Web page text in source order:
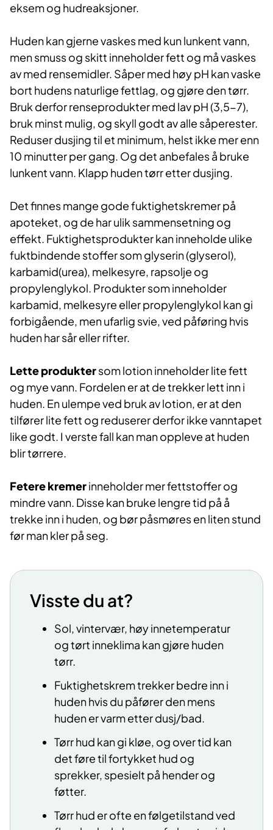
eksem og hudreaksjoner.
Huden kan gjerne vaskes med kun lunkent vann,
men smuss og skitt inneholder fett og må vaskes
av med rensemidler. Såper med høy pH kan vaske
bort hudens naturlige fettlag, og gjøre den tørr.
Bruk derfor renseprodukter med lav pH (3,5-7),
bruk minst mulig, og skyll godt av alle såperester.
Reduser dusjing til et minimum, helst ikke mer enn
10 minutter per gang. Og det anbefales å bruke
lunkent vann. Klapp huden tørr etter dusjing.
Det finnes mange gode fuktighetskremer på
apoteket, og de har ulik sammensetning og
effekt. Fuktighetsprodukter kan inneholde ulike
fuktbindende stoffer som glyserin (glyserol),
karbamid(urea), melkesyre, rapsolje og
propylenglykol. Produkter som inneholder
karbamid, melkesyre eller propylenglykol kan gi
forbigående, men ufarlig svie, ved påføring hvis
huden har sår eller rifter.
Lette produktersom lotion inneholder lite fett
og mye vann. Fordelen er at de trekker lett inn i
huden. En ulempe ved bruk av lotion, er at den
tilfører lite fett og reduserer derfor ikke vanntapet
like godt. I verste fall kan man oppleve at huden
blir tørrere.
Fetere kremerinneholder mer fettstoffer og
mindre vann. Disse kan bruke lengre tid på å
trekke inn i huden, og bør påsmøres en liten stund
før man kler på seg.
Visste du at?
Sol, vintervær, høy innetemperatur
og tørt inneklima kan gjøre huden
tørr.
Fuktighetskrem trekker bedre inn i
huden hvis du påfører den mens
huden er varm etter dusj/bad.
Tørr hud kan gi kløe, og over tid kan
det føre til fortykket hud og
sprekker, spesielt på hender og
føtter.
Tørr hud er ofte en følgetilstand ved